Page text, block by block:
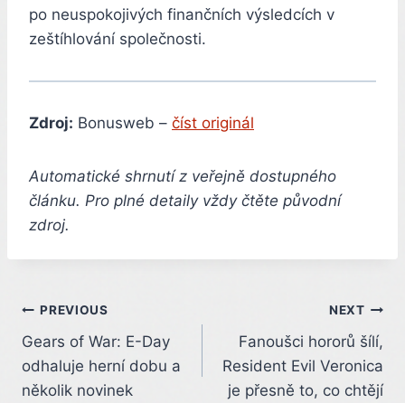
po neuspokojivých finančních výsledcích v
zeštíhlování společnosti.
Zdroj: Bonusweb – číst originál
Automatické shrnutí z veřejně dostupného
článku. Pro plné detaily vždy čtěte původní
zdroj.
Post
navigation
PREVIOUS
Gears of War: E-Day
odhaluje herní dobu a
několik novinek
NEXT
Fanoušci hororů šílí,
Resident Evil Veronica
je přesně to, co chtějí